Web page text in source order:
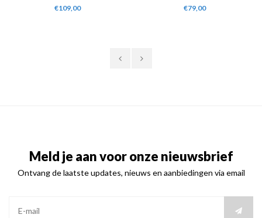
€109,00
fuchsia orange
€79,00
Meld je aan voor onze nieuwsbrief
Ontvang de laatste updates, nieuws en aanbiedingen via email